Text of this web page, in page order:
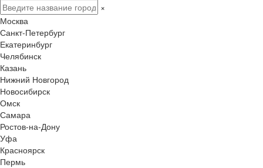
×
Москва
Санкт-Петербург
Екатеринбург
Челябинск
Казань
Нижний Новгород
Новосибирск
Омск
Самара
Ростов-на-Дону
Уфа
Красноярск
Пермь